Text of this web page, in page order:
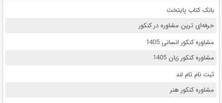
بانک کتاب پایتخت
حرفه‌ای ترین مشاوره در کنکور
مشاوره کنکور انسانی 1405
مشاوره کنکور زبان 1405
ثبت نام تام لند
مشاوره کنکور هنر